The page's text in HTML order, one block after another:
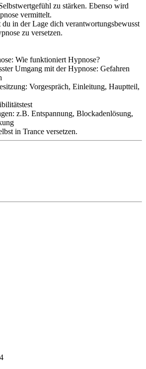
zu stärken. Ebenso wird
vermittelt.
in der Lage dich verantwortungsbewusst
zu versetzen.
Wie funktioniert Hypnose?
Umgang mit der Hypnose: Gefahren
Vorgespräch, Einleitung, Hauptteil,
z.B. Entspannung, Blockadenlösung,
in Trance versetzen.